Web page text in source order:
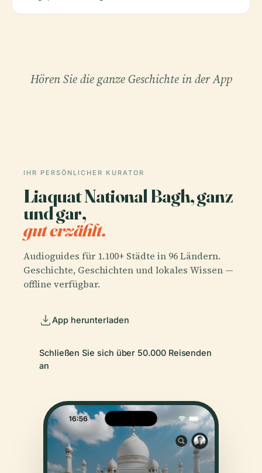
Hören Sie die ganze Geschichte in der App
IHR PERSÖNLICHER KURATOR
Liaquat National Bagh, ganz
und gar,
gut erzählt.
Audioguides für 1.100+ Städte in 96 Ländern.
Geschichte, Geschichten und lokales Wissen —
offline verfügbar.
App herunterladen
Schließen Sie sich über 50.000 Reisenden
an